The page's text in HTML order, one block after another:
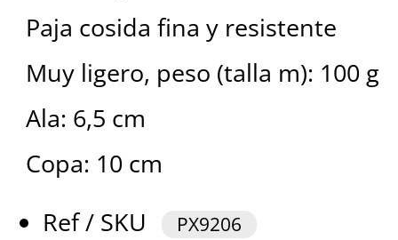
Paja cosida fina y resistente
Muy ligero, peso (talla m): 100 g
Ala: 6,5 cm
Copa: 10 cm
Ref / SKU
PX9206